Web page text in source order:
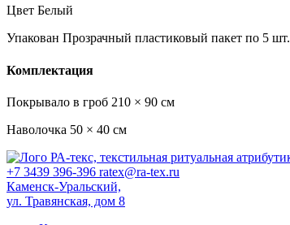
Цвет Белый
Упакован Прозрачный пластиковый пакет по 5 шт.
Комплектация
Покрывало в гроб 210 × 90 см
Наволочка 50 × 40 см
+7 3439 396-396 ratex@ra-tex.ru
Каменск-Уральский,
ул. Травянская, дом 8